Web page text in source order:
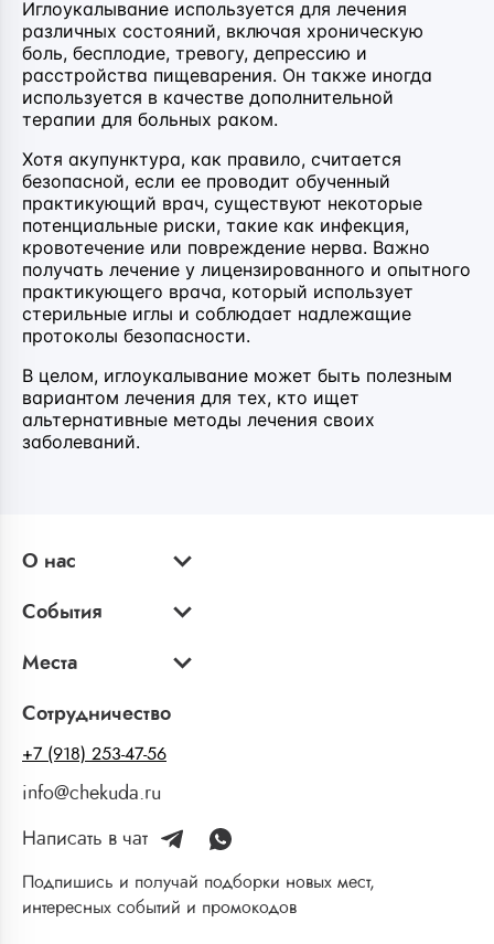
Иглоукалывание используется для лечения
различных состояний, включая хроническую
боль, бесплодие, тревогу, депрессию и
расстройства пищеварения. Он также иногда
используется в качестве дополнительной
терапии для больных раком.
Хотя акупунктура, как правило, считается
безопасной, если ее проводит обученный
практикующий врач, существуют некоторые
потенциальные риски, такие как инфекция,
кровотечение или повреждение нерва. Важно
получать лечение у лицензированного и опытного
практикующего врача, который использует
стерильные иглы и соблюдает надлежащие
протоколы безопасности.
В целом, иглоукалывание может быть полезным
вариантом лечения для тех, кто ищет
альтернативные методы лечения своих
заболеваний.
О нас
События
Места
Сотрудничество
+7 (918) 253-47-56
info@chekuda.ru
Написать в чат
Подпишись и получай подборки новых мест,
интересных событий и промокодов